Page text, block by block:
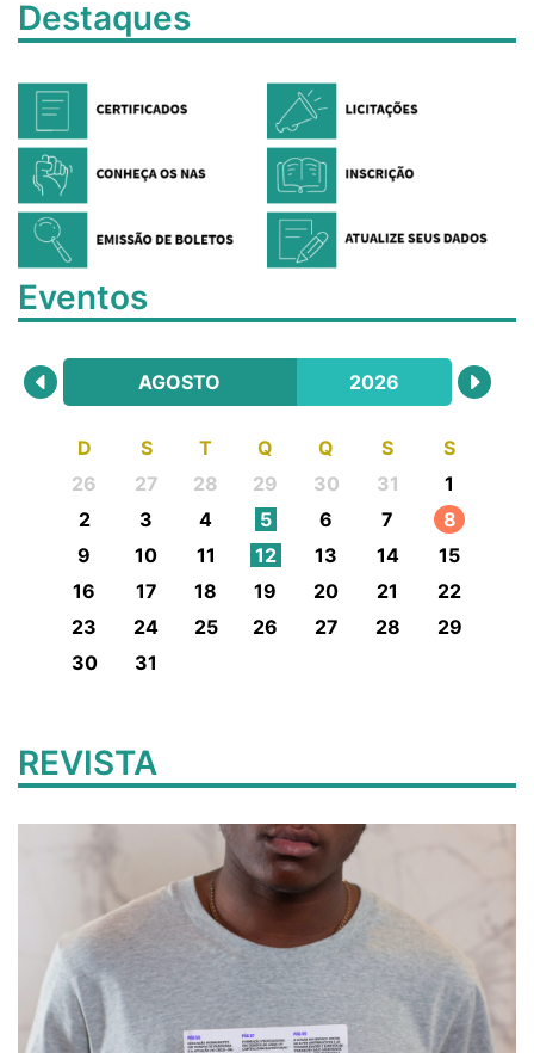
Destaques
Eventos
AGOSTO 2026
D S T Q Q S
S
26
27 28 29 30 31
1
2
3 4 5 6 7
8
9
10 11 12 13 14
15
16
17 18 19 20 21
22
23
24 25 26 27 28
29
30
31
REVISTA